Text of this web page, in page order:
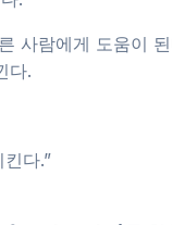
사람에게 도움이
다.
다.”